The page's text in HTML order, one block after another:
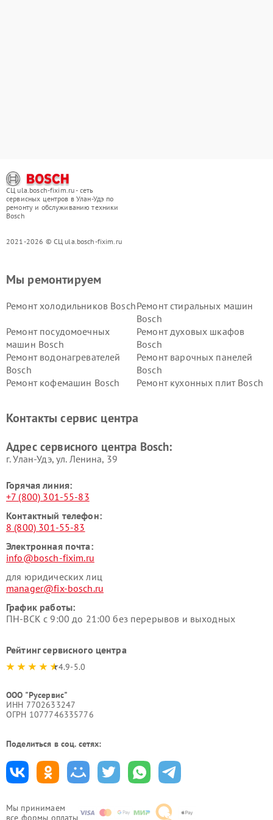
СЦ ula.bosch-fixim.ru - сеть
сервисных центров в Улан-Удэ по
ремонту и обслуживанию техники
Bosch
2021-2026 © СЦ ula.bosch-fixim.ru
Мы принимаем
все формы оплаты
Мы ремонтируем
Ремонт холодильников BoschРемонт стиральных машин
Bosch
Ремонт посудомоечных
машин Bosch
Ремонт духовых шкафов
Bosch
Ремонт водонагревателей
Bosch
Ремонт варочных панелей
Bosch
Ремонт кофемашин Bosch
Ремонт кухонных плит Bosch
Ремонт сушильных автоматовРемонт морозильных камер
Контакты сервис центра
Адрес сервисного центра Bosch:
г. Улан-Удэ, ул. Ленина, 39
Горячая линия:
+7 (800) 301-55-83
Контактный телефон:
8 (800) 301-55-83
Электронная почта:
info@bosch-fixim.ru
для юридических лиц
manager@fix-bosch.ru
График работы:
ПН-ВСК с 9:00 до 21:00 без перерывов и выходных
Рейтинг сервисного центра
4.9-5.0
ООО "Русервис"
ИНН 7702633247
ОГРН 1077746335776
Поделиться в соц. сетях: